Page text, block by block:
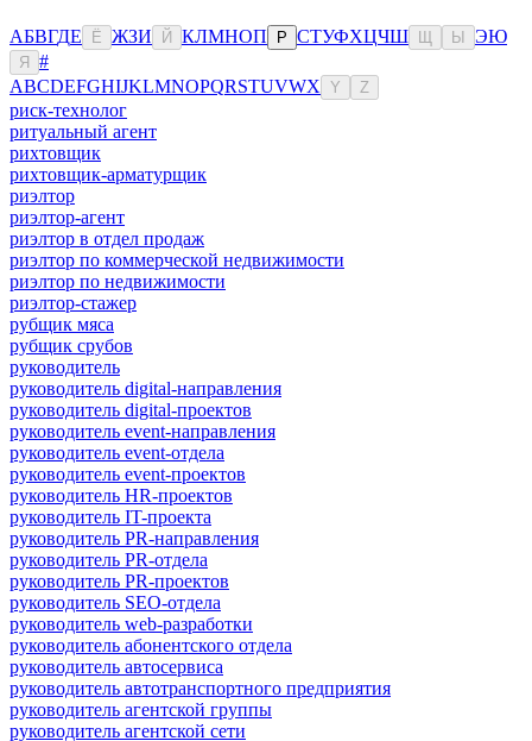
АБВГДЕ Ё ЖЗИ Й КЛМНОП Р СТУФХЦЧШ Ы ЭЮ
Я
#
ABCDEFGHIJKLMNOPQRSTUVWX Y Z
риск-технолог
ритуальный агент
рихтовщик
рихтовщик-арматурщик
риэлтор
риэлтор-агент
риэлтор в отдел продаж
риэлтор по коммерческой недвижимости
риэлтор по недвижимости
риэлтор-стажер
рубщик мяса
рубщик срубов
руководитель
руководитель digital-направления
руководитель digital-проектов
руководитель event-направления
руководитель event-отдела
руководитель event-проектов
руководитель HR-проектов
руководитель IT-проекта
руководитель PR-направления
руководитель PR-отдела
руководитель PR-проектов
руководитель SEO-отдела
руководитель web-разработки
руководитель абонентского отдела
руководитель автосервиса
руководитель автотранспортного предприятия
руководитель агентской группы
руководитель агентской сети